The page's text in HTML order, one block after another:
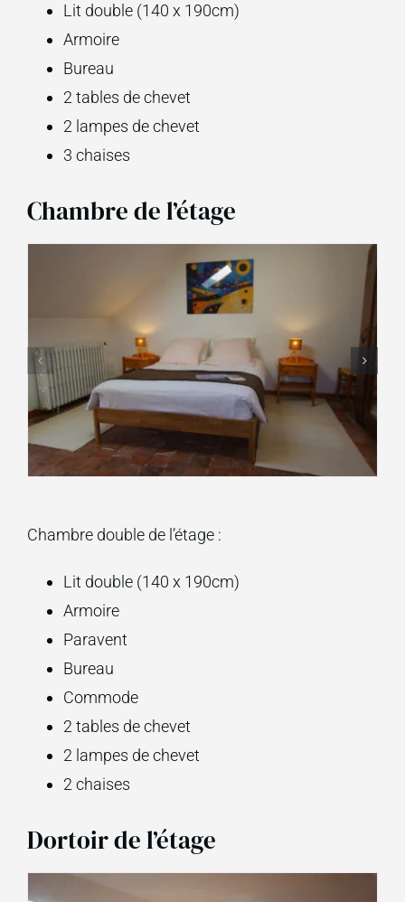
Lit double (140 x 190cm)
Armoire
Bureau
2 tables de chevet
2 lampes de chevet
3 chaises
Chambre de l’étage
Chambre double de l’étage :
Lit double (140 x 190cm)
Armoire
Paravent
Bureau
Commode
2 tables de chevet
2 lampes de chevet
2 chaises
Dortoir de l’étage